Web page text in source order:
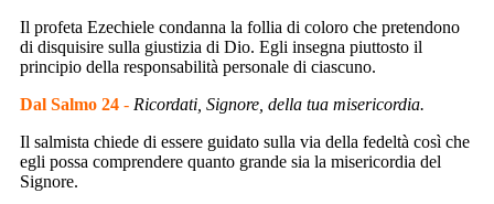
Il profeta Ezechiele condanna la follia di coloro che pretendono
di disquisire sulla giustizia di Dio. Egli insegna piuttosto il
principio della responsabilità personale di ciascuno.
Dal Salmo 24 - Ricordati, Signore, della tua misericordia.
Il salmista chiede di essere guidato sulla via della fedeltà così che
egli possa comprendere quanto grande sia la misericordia del
Signore.